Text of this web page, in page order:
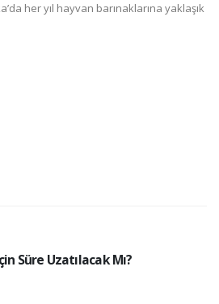
her yıl hayvan barınaklarına yaklaşık
Süre Uzatılacak Mı?